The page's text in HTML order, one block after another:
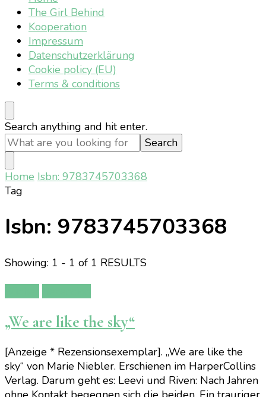
The Girl Behind
Kooperation
Impressum
Datenschutzerklärung
Cookie policy (EU)
Terms & conditions
Looking
for
Something?
Search anything and hit enter.
Home Isbn: 9783745703368
Tag
Isbn: 9783745703368
Showing: 1 - 1 of 1 RESULTS
„We are like the sky“
[Anzeige * Rezensionsexemplar]. „We are like the
sky“ von Marie Niebler. Erschienen im HarperCollins
Verlag. Darum geht es: Leevi und Riven: Nach Jahren